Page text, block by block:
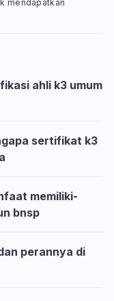
mendapatkan
ahli k3 umum
sertifikat k3
memiliki-
bnsp
perannya di